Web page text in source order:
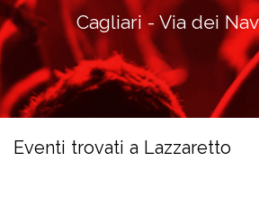
Cagliari - Via dei
Eventi trovati a Lazzaretto